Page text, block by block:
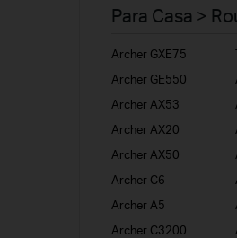
Empresas
ISP
Para Casa >
Archer GXE75
Archer GE550
Archer AX53
Archer AX20
Archer AX50
Archer C6
Archer A5
Archer C3200